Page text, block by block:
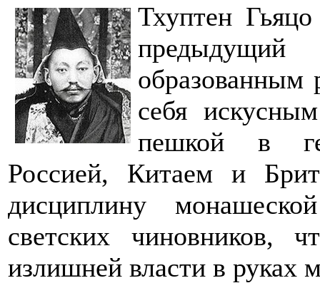
Тхуптен
образованным
себя
пешкой в
Россией, Китаем и
дисциплину
светских чиновников,
излишней власти в руках